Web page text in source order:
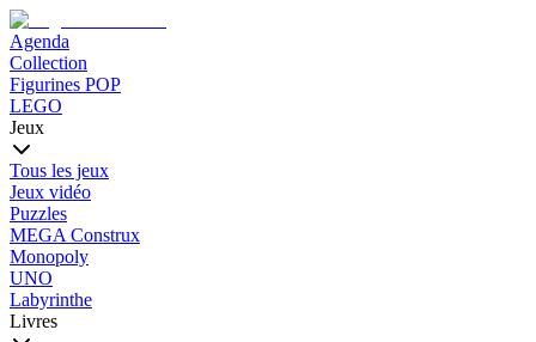
Agenda
Collection
Figurines POP
LEGO
Jeux
Tous les jeux
Jeux vidéo
Puzzles
MEGA Construx
Monopoly
UNO
Labyrinthe
Livres